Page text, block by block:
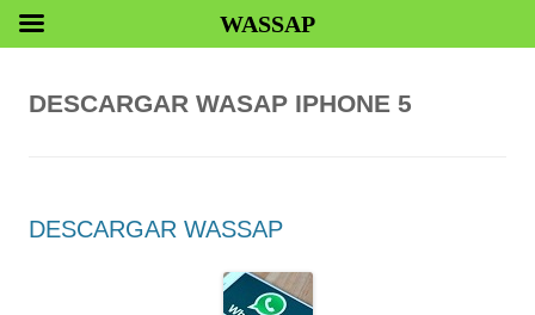
DESCARGAR WASAP IPHONE 5
DESCARGAR WASSAP
WASSAP